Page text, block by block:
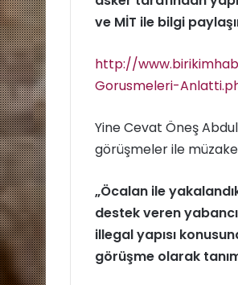
ve MİT ile bilgi
http://
Gorusmeleri-
Yine Cevat Öneş
görüşmeler ile
„Öcalan ile
destek veren
illegal yapısı
görüşme olarak